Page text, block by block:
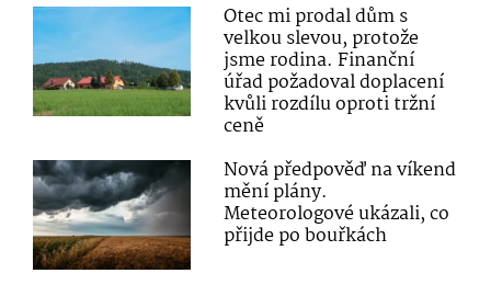
Otec mi prodal dům s
velkou slevou, protože
jsme rodina. Finanční
úřad požadoval doplacení
kvůli rozdílu oproti tržní
ceně
Nová předpověď na víkend
mění plány.
Meteorologové ukázali, co
přijde po bouřkách